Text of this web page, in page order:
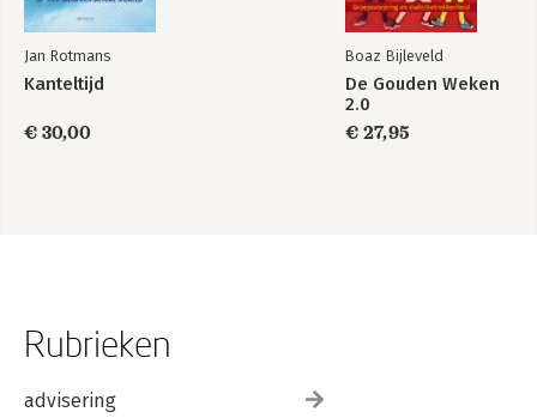
Jan Rotmans
Kanteltijd
€ 30,00
Boaz Bijleveld
De Gouden Weken
2.0
€ 27,95
Rubrieken
advisering